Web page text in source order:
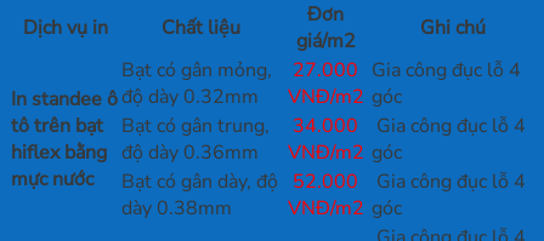
Dịch vụ in
Chất liệu
Đơn
giá/m2
Ghi chú
In standee ô
tô trên bạt
hiflex bằng
mực nước
Bạt có gân mỏng,
độ dày 0.32mm
27.000
VNĐ/m2
Gia công đục lỗ 4
góc
Bạt có gân trung,
độ dày 0.36mm
34.000
VNĐ/m2
Gia công đục lỗ 4
góc
Bạt có gân dày, độ
dày 0.38mm
52.000
VNĐ/m2
Gia công đục lỗ 4
góc